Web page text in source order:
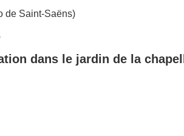
de Saint-Saëns)
dans le jardin de la